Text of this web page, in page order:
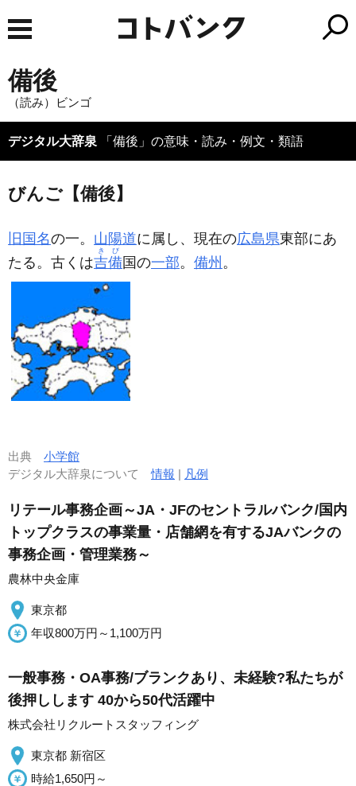
備後
（読み）ビンゴ
デジタル大辞泉 「備後」の意味・読み・例文・類語
びんご【備後】
旧国名の一。 山陽道に属し、現在の広島県東部にあ
たる。古くは吉備
きび
国の一部。 備州 。
出典 小学館
デジタル大辞泉について情報 | 凡例
リテール事務企画～JA・JFのセントラルバンク/国内
トップクラスの事業量・店舗網を有するJAバンクの
事務企画・管理業務～
農林中央金庫
東京都
年収800万円～1,100万円
一般事務・OA事務/ブランクあり、未経験?私たちが
後押しします 40から50代活躍中
株式会社リクルートスタッフィング
東京都 新宿区
時給1,650円～